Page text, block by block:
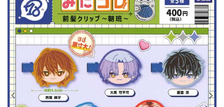
入荷スケジュールをチェック
カプセルトイマシン本体
カプセルトイ
販促用空カプセル